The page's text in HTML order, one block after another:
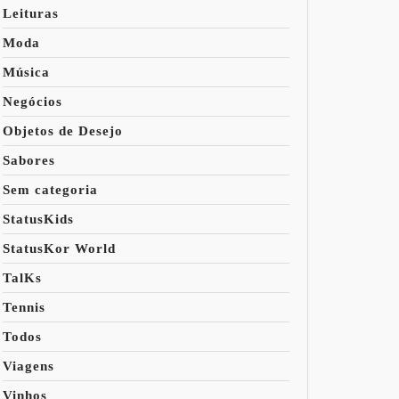
Leituras
Moda
Música
Negócios
Objetos de Desejo
Sabores
Sem categoria
StatusKids
StatusKor World
TalKs
Tennis
Todos
Viagens
Vinhos